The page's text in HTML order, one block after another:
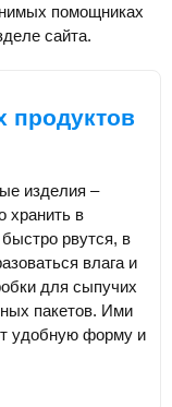
помощниках
сайта.
продуктов
изделия –
хранить в
рвутся, в
влага и
для сыпучих
пакетов. Ими
удобную форму и